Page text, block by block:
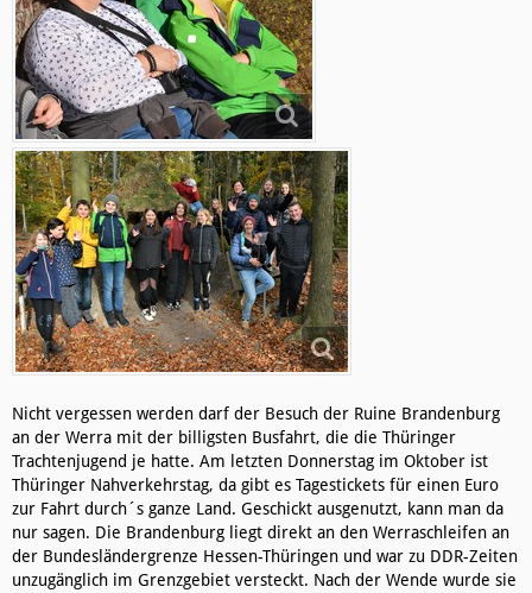
Nicht vergessen werden darf der Besuch der Ruine Brandenburg
an der Werra mit der billigsten Busfahrt, die die Thüringer
Trachtenjugend je hatte. Am letzten Donnerstag im Oktober ist
Thüringer Nahverkehrstag, da gibt es Tagestickets für einen Euro
zur Fahrt durch´s ganze Land. Geschickt ausgenutzt, kann man da
nur sagen. Die Brandenburg liegt direkt an den Werraschleifen an
der Bundesländergrenze Hessen-Thüringen und war zu DDR-Zeiten
unzugänglich im Grenzgebiet versteckt. Nach der Wende wurde sie